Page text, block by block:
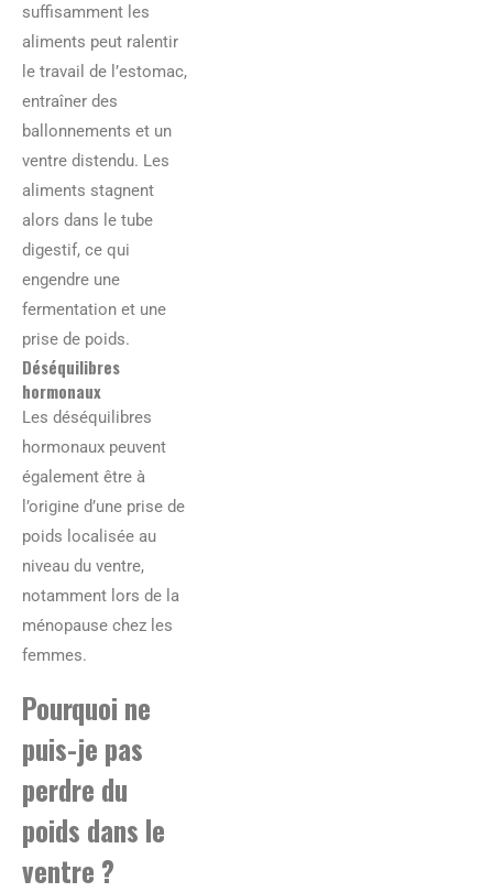
suffisamment les
aliments peut ralentir
le travail de l’estomac,
entraîner des
ballonnements et un
ventre distendu. Les
aliments stagnent
alors dans le tube
digestif, ce qui
engendre une
fermentation et une
prise de poids.
Déséquilibres
hormonaux
Les déséquilibres
hormonaux peuvent
également être à
l’origine d’une prise de
poids localisée au
niveau du ventre,
notamment lors de la
ménopause chez les
femmes.
Pourquoi ne
puis-je pas
perdre du
poids dans le
ventre ?